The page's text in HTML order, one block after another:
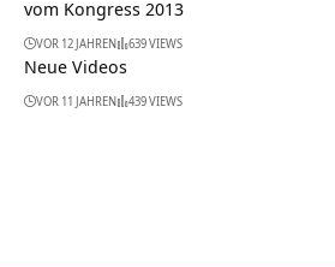
vom Kongress 2013
VOR 12 JAHREN 639 VIEWS
Neue Videos
VOR 11 JAHREN 439 VIEWS